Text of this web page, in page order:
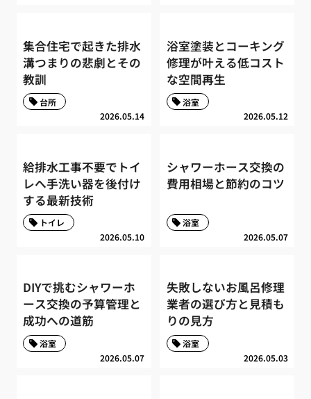
集合住宅で起きた排水
溝つまりの悲劇とその
教訓
2026.05.14
台所
浴室塗装とコーキング
修理が叶える低コスト
な空間再生
2026.05.12
浴室
給排水工事不要でトイ
レへ手洗い器を後付け
する最新技術
2026.05.10
トイレ
シャワーホース交換の
費用相場と節約のコツ
2026.05.07
浴室
DIYで挑むシャワーホ
ース交換の予算管理と
成功への道筋
2026.05.07
浴室
失敗しないお風呂修理
業者の選び方と見積も
りの見方
2026.05.03
浴室